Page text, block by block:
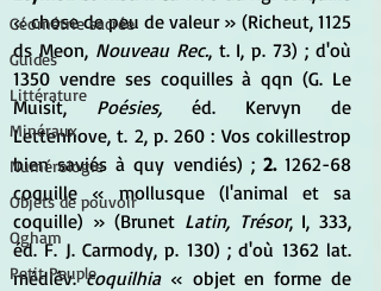
Géométrie sacrée
Guides
Littérature
Minéraux
Numérologie
Objets de pouvoir
Ogham
Petit Peuple
« chose de peu de valeur » (Richeut, 1125
ds Meon, Nouveau Rec., t. I, p. 73) ; d'où
1350 vendre ses coquilles à qqn (G. Le
Muisit, Poésies, éd. Kervyn de
Lettenhove, t. 2, p. 260 : Vos cokillestrop
bien saviés à quy vendiés) ; 2. 1262-68
coquille « mollusque (l'animal et sa
coquille) » (Brunet Latin, Trésor, I, 333,
éd. F. J. Carmody, p. 130) ; d'où 1362 lat.
médiév. coquilhia « objet en forme de